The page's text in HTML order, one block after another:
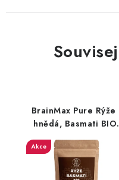
BrainMax Pure Rýže
hnědá, Basmati BIO,
1kg
Akce